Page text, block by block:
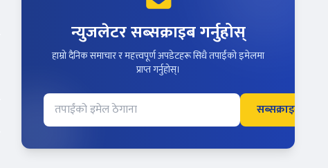
न्युजलेटर सब्सक्राइब गर्नुहोस्
हाम्रो दैनिक समाचार र महत्त्वपूर्ण अपडेटहरू सिधै तपाईंको इमेलमा
प्राप्त गर्नुहोस्।
सब्सक्राइब